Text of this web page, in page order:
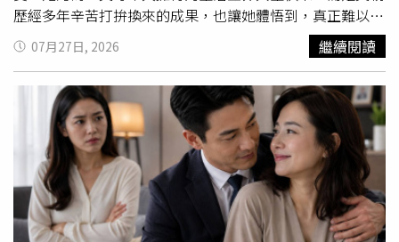
郭源元，「因為私領域的事情我不會干涉，所以無法代為回
答，但他們認識很久了，常在活動上遇到，最近比較常出去
而已吧。」也表示郭源元是個「I人」，很樂見她出門跟朋
友互動。
歷經多年辛苦打拚換來的成果，也讓她體悟到，真正難以跨
越的不是家境，而是對努力與人生的看法不同。貼文曝光
後，引發大批網友熱議。原PO表示，她與男友同為28歲，
交往超過6年。男友一直認為她家境優渥，時常把「妳家很
有錢」掛在嘴邊。她坦言，自家目前確實算得上小康，父親
擔任公司主管、母親是家庭主婦，家中居住透天厝，另有一
間房屋出租，父母各自擁有一輛汽車，自己成年時父親也買
了一輛車供她代步；相較之下，男友父親是技師、母親擔任
小公司行政人員，家中僅有一輛車。不過，她強調，男友看
到的是現在，卻沒有真正理解一家人走過的艱辛。她回憶，
幼稚園時祖父因創業失敗欠下超過600萬元債務，當時全家
07月27日, 2026 繼續閱讀